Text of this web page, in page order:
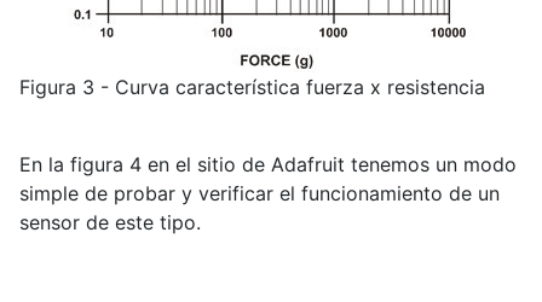
Figura 3 - Curva característica fuerza x resistencia
En la figura 4 en el sitio de Adafruit tenemos un modo
simple de probar y verificar el funcionamiento de un
sensor de este tipo.